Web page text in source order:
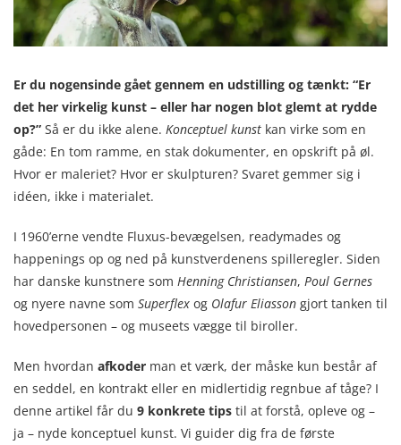
Er du nogensinde gået gennem en udstilling og tænkt: “Er
det her virkelig kunst – eller har nogen blot glemt at rydde
op?” Så er du ikke alene. Konceptuel kunst kan virke som en
gåde: En tom ramme, en stak dokumenter, en opskrift på øl.
Hvor er maleriet? Hvor er skulpturen? Svaret gemmer sig i
idéen, ikke i materialet.
I 1960’erne vendte Fluxus-bevægelsen, readymades og
happenings op og ned på kunstverdenens spilleregler. Siden
har danske kunstnere som Henning Christiansen, Poul Gernes
og nyere navne som Superflex og Olafur Eliasson gjort tanken til
hovedpersonen – og museets vægge til biroller.
Men hvordan afkoder man et værk, der måske kun består af
en seddel, en kontrakt eller en midlertidig regnbue af tåge? I
denne artikel får du 9 konkrete tips til at forstå, opleve og –
ja – nyde konceptuel kunst. Vi guider dig fra de første